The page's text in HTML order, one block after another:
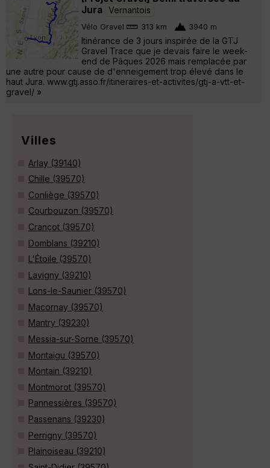
Jura
Vernantois
Vélo Gravel 313 km 3940 m
Itinérance de 3 jours inspirée de la GTJ
Gravel Trace que je devais faire le week-
end de Pâques 2026 mais remplacée par
une autre pour cause de d'enneigement trop élevé dans le
haut Jura. www.gtj.asso.fr/itineraires-et-activites/gtj-a-vtt-et-
gravel/ »
Villes
Arlay (39140)
Chille (39570)
Conliège (39570)
Courbouzon (39570)
Crançot (39570)
Domblans (39210)
L'Étoile (39570)
Lavigny (39210)
Lons-le-Saunier (39570)
Macornay (39570)
Mantry (39230)
Messia-sur-Sorne (39570)
Montaigu (39570)
Montain (39210)
Montmorot (39570)
Pannessières (39570)
Passenans (39230)
Perrigny (39570)
Plainoiseau (39210)